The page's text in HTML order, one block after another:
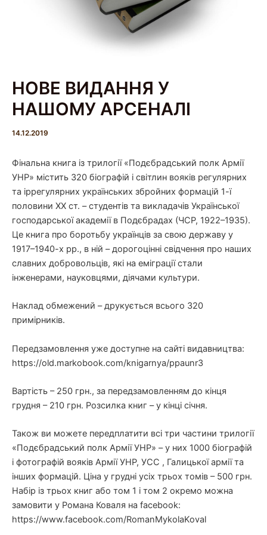
НОВЕ ВИДАННЯ У
НАШОМУ АРСЕНАЛІ
14.12.2019
Фінальна книга із трилогії «Подєбрадський полк Армії
УНР» містить 320 біографій і світлин вояків регулярних
та іррегулярних українських збройних формацій 1-ї
половини ХХ ст. – студентів та викладачів Української
господарської академії в Подєбрадах (ЧСР, 1922–1935).
Це книга про боротьбу українців за свою державу у
1917–1940-х рр., в ній – дорогоцінні свідчення про наших
славних добровольців, які на еміграції стали
інженерами, науковцями, діячами культури.
Наклад обмежений – друкується всього 320
примірників.
Передзамовлення уже доступне на сайті видавництва:
https://old.markobook.com/knigarnya/ppaunr3
Вартість – 250 грн., за передзамовленням до кінця
грудня – 210 грн. Розсилка книг – у кінці січня.
Також ви можете передплатити всі три частини трилогії
«Подєбрадський полк Армії УНР» – у них 1000 біографій
і фотографій вояків Армії УНР, УСС , Галицької армії та
інших формацій. Ціна у грудні усіх трьох томів – 500 грн.
Набір із трьох книг або том 1 і том 2 окремо можна
замовити у Романа Коваля на facebook:
https://www.facebook.com/RomanMykolaKoval